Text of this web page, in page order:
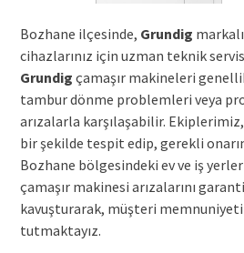
Bozhane ilçesinde, Grundig markalı
cihazlarınız için uzman teknik
Grundig çamaşır makineleri
tambur dönme problemleri veya
arızalarla karşılaşabilir.
bir şekilde tespit edip, gerekli
Bozhane bölgesindeki ev ve iş
çamaşır makinesi arızalarını
kavuşturarak, müşteri
tutmaktayız.